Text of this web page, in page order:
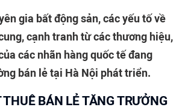
gia bất động sản, các yếu tố về
cạnh tranh từ các thương hiệu,
các nhãn hàng quốc tế đang
bán lẻ tại Hà Nội phát triển.
BÁN LẺ TĂNG TRƯỞNG